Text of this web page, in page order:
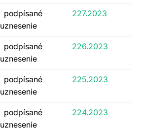
podpísané
uznesenie
227.2023
podpísané
uznesenie
226.2023
podpísané
uznesenie
225.2023
podpísané
uznesenie
224.2023